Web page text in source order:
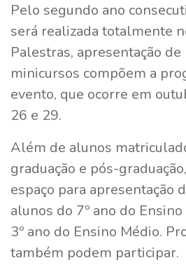
Pelo segundo ano
será realizada totalmente
Palestras, apresentação de
minicursos compõem a
evento, que ocorre em
26 e 29.
Além de alunos
graduação e pós-
espaço para apresentação
alunos do 7º ano do
3º ano do Ensino Médio.
também podem participar.